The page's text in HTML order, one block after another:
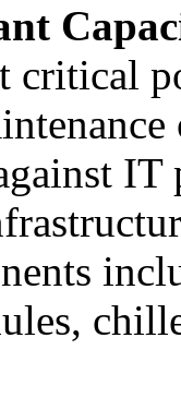
critical